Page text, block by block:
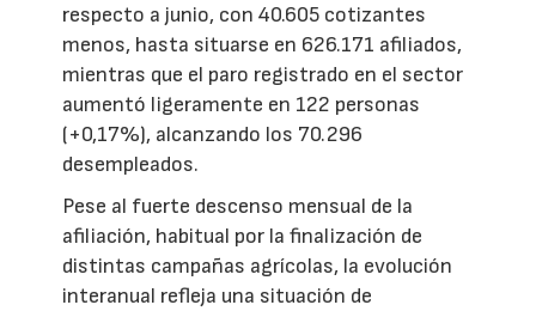
respecto a junio, con 40.605 cotizantes
menos, hasta situarse en 626.171 afiliados,
mientras que el paro registrado en el sector
aumentó ligeramente en 122 personas
(+0,17%), alcanzando los 70.296
desempleados.
Pese al fuerte descenso mensual de la
afiliación, habitual por la finalización de
distintas campañas agrícolas, la evolución
interanual refleja una situación de